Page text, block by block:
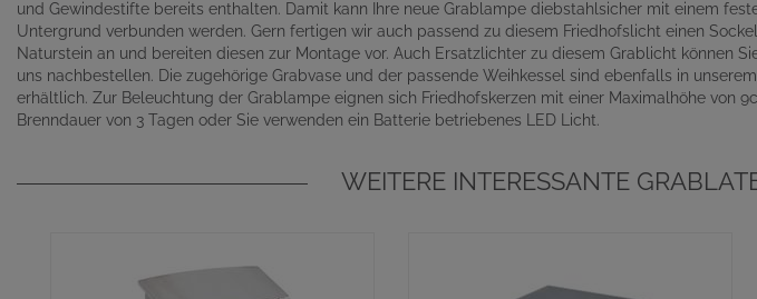
und Gewindestifte bereits enthalten. Damit kann Ihre neue Grablampe diebstahlsicher mit einem
Untergrund verbunden werden. Gern fertigen wir auch passend zu diesem Friedhofslicht einen
Naturstein an und bereiten diesen zur Montage vor. Auch Ersatzlichter zu diesem Grablicht können
uns nachbestellen. Die zugehörige Grabvase und der passende Weihkessel sind ebenfalls in
erhältlich. Zur Beleuchtung der Grablampe eignen sich Friedhofskerzen mit einer Maximalhöhe von
Brenndauer von 3 Tagen oder Sie verwenden ein Batterie betriebenes LED Licht.
WEITERE INTERESSANTE